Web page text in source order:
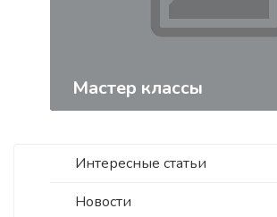
Интересные статьи
Новости
Мастер классы